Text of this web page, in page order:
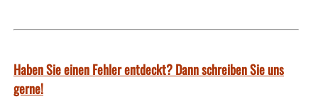
Haben Sie einen Fehler entdeckt? Dann schreiben Sie uns
gerne!